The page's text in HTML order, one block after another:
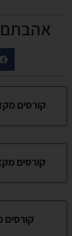
קורסים
קורסים
קורסים